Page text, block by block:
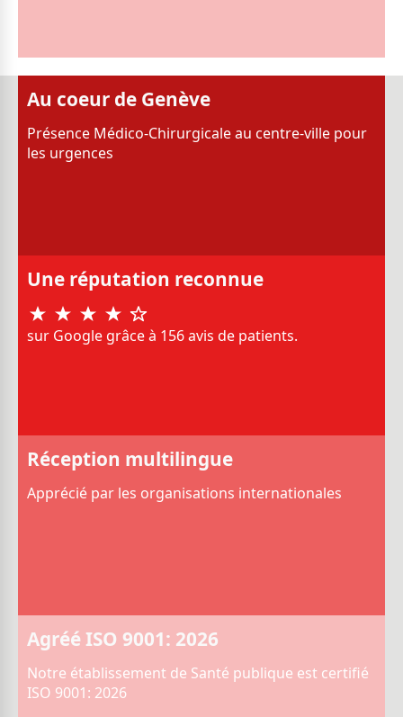
Au coeur de Genève
Présence Médico-Chirurgicale au centre-ville pour
les urgences
Une réputation reconnue
sur Google grâce à 156 avis de patients.
Réception multilingue
Apprécié par les organisations internationales
Agréé ISO 9001: 2026
Notre établissement de Santé publique est certifié
ISO 9001: 2026